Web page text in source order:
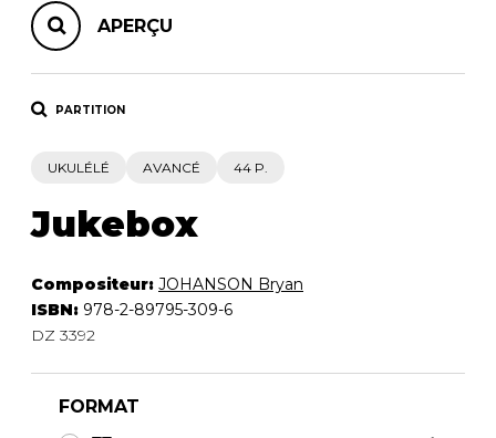
APERÇU
PARTITION
UKULÉLÉ AVANCÉ 44 P.
Jukebox
Compositeur: JOHANSON Bryan
ISBN: 978-2-89795-309-6
DZ 3392
FORMAT